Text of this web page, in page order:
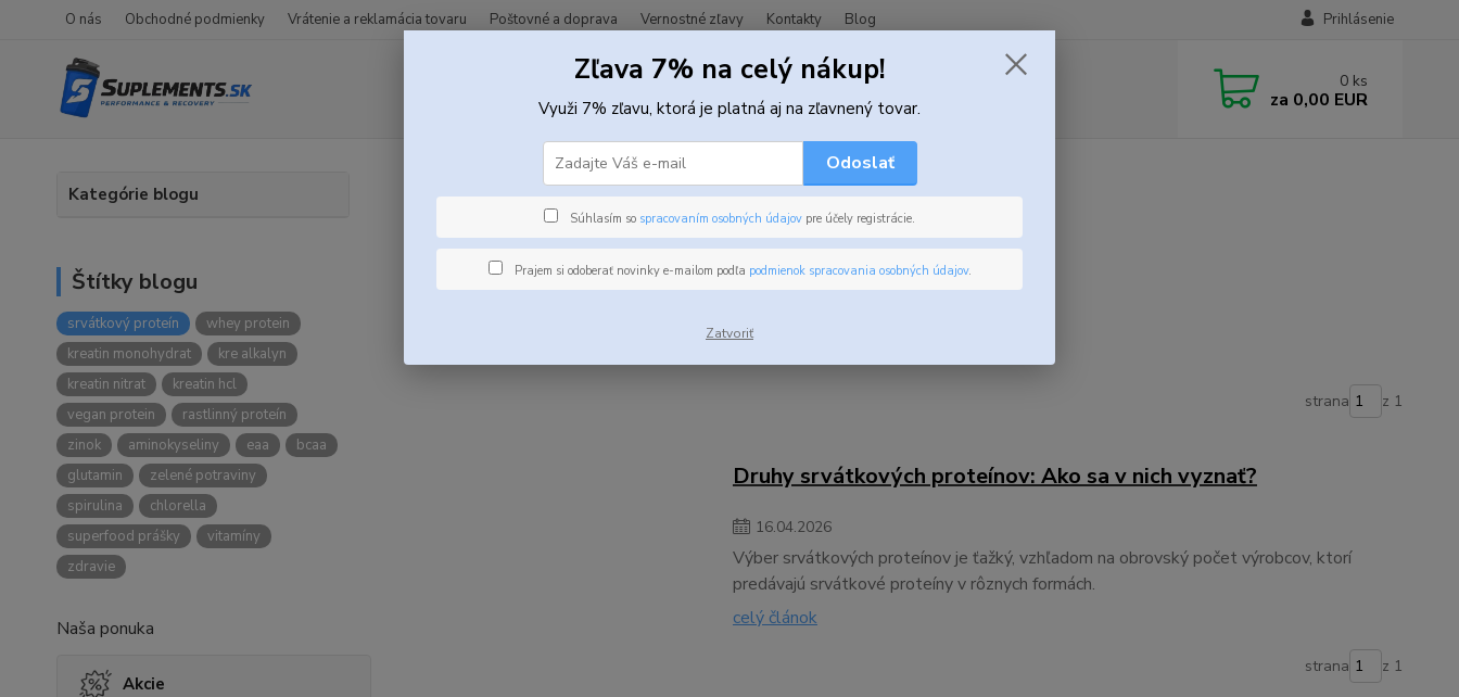
O nás Obchodné podmienky Vrátenie a reklamácia tovaru Poštovné a doprava Vernostné zľavy Kontakty Blog Prihlásenie
Hľadať 0 ks
za 0,00 EUR
Kategórie blogu
Štítky blogu
srvátkový proteín
whey protein
kreatin monohydrat
kre alkalyn
kreatin nitrat
kreatin hcl
vegan protein
rastlinný proteín
zinok
aminokyseliny eaa
bcaa
glutamin
zelené potraviny
spirulina
chlorella
superfood prášky
vitamíny
zdravie
Naša ponuka
Akcie
Blog
strana z 1
Druhy srvátkových proteínov: Ako sa v nich vyznať?
16.04.2026
Výber srvátkových proteínov je ťažký, vzhľadom na obrovský počet výrobcov, ktorí
predávajú srvátkové proteíny v rôznych formách.
celý článok
strana z 1
Zľava 7% na celý nákup!
Využi 7% zľavu, ktorá je platná aj na zľavnený tovar.
Odoslať
Súhlasím so spracovaním osobných údajov pre účely registrácie.
Prajem si odoberať novinky e-mailom podľa podmienok spracovania osobných údajov.
Zatvoriť